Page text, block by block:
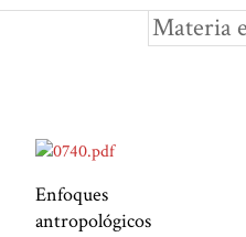
Materia
Enfoques
antropológicos